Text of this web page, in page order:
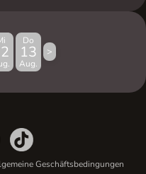
Do
13
Aug.
>
Geschäftsbedingungen